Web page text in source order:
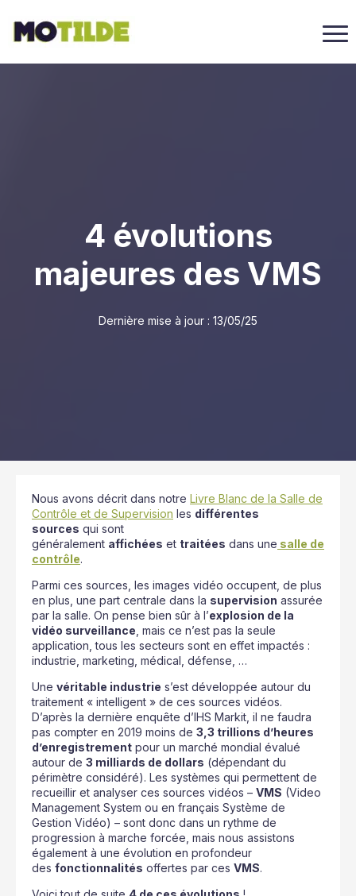
4 évolutions
majeures des VMS
Dernière mise à jour : 13/05/25
Nous avons décrit dans notre Livre Blanc de la Salle de
Contrôle et de Supervision les différentes
sources qui sont
généralement affichées et traitées dans une salle de
contrôle.
Parmi ces sources, les images vidéo occupent, de plus
en plus, une part centrale dans la supervision assurée
par la salle. On pense bien sûr à l’explosion de la
vidéo surveillance , mais ce n’est pas la seule
application, tous les secteurs sont en effet impactés :
industrie, marketing, médical, défense, …
Une véritable industrie s’est développée autour du
traitement « intelligent » de ces sources vidéos.
D’après la dernière enquête d’IHS Markit, il ne faudra
pas compter en 2019 moins de 3,3 trillions d’heures
d’enregistrement pour un marché mondial évalué
autour de 3 milliards de dollars (dépendant du
périmètre considéré). Les systèmes qui permettent de
recueillir et analyser ces sources vidéos – VMS (Video
Management System ou en français Système de
Gestion Vidéo) – sont donc dans un rythme de
progression à marche forcée, mais nous assistons
également à une évolution en profondeur
des fonctionnalités offertes par ces VMS.